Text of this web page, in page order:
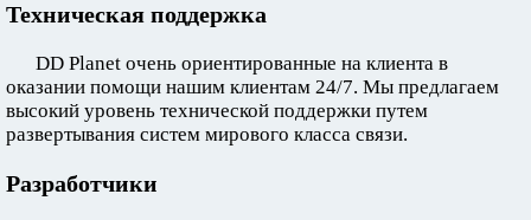
Техническая поддержка
DD Planet очень ориентированные на клиента в
оказании помощи нашим клиентам 24/7. Мы предлагаем
высокий уровень технической поддержки путем
развертывания систем мирового класса связи.
Разработчики